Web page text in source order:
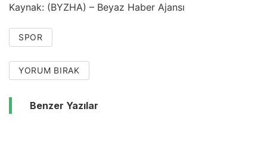
Kaynak: (BYZHA) – Beyaz Haber Ajansı
SPOR
YORUM BIRAK
Benzer Yazılar